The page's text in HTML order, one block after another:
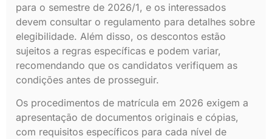
para o semestre de 2026/1, e os interessados
devem consultar o regulamento para detalhes sobre
elegibilidade. Além disso, os descontos estão
sujeitos a regras específicas e podem variar,
recomendando que os candidatos verifiquem as
condições antes de prosseguir.
Os procedimentos de matrícula em 2026 exigem a
apresentação de documentos originais e cópias,
com requisitos específicos para cada nível de